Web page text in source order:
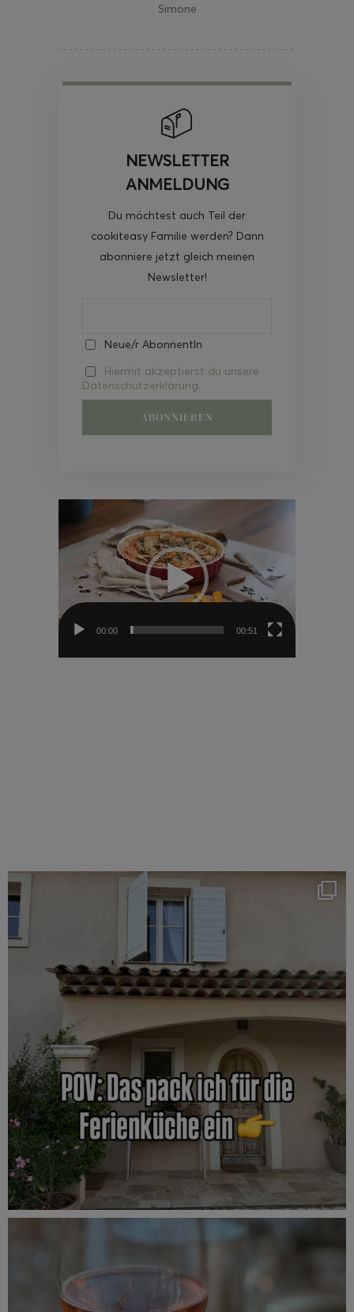
Simone
NEWSLETTER
ANMELDUNG
Du möchtest auch Teil der
cookiteasy Familie werden? Dann
abonniere jetzt gleich meinen
Newsletter!
Neue/r AbonnentIn
Hiermit akzeptierst du unsere
Datenschutzerklärung.
Video-
00:00 00:51